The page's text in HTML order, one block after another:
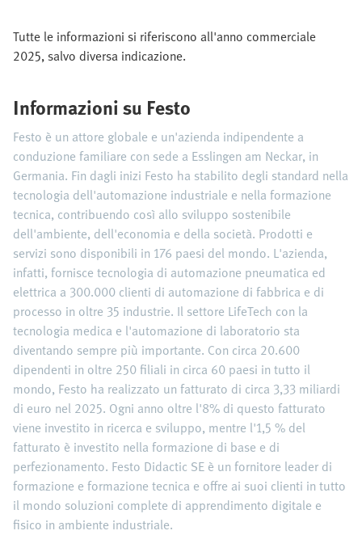
Tutte le informazioni si riferiscono all'anno commerciale
2025, salvo diversa indicazione.
Informazioni su Festo
Festo è un attore globale e un'azienda indipendente a
conduzione familiare con sede a Esslingen am Neckar, in
Germania. Fin dagli inizi Festo ha stabilito degli standard nella
tecnologia dell'automazione industriale e nella formazione
tecnica, contribuendo così allo sviluppo sostenibile
dell'ambiente, dell'economia e della società. Prodotti e
servizi sono disponibili in 176 paesi del mondo. L'azienda,
infatti, fornisce tecnologia di automazione pneumatica ed
elettrica a 300.000 clienti di automazione di fabbrica e di
processo in oltre 35 industrie. Il settore LifeTech con la
tecnologia medica e l'automazione di laboratorio sta
diventando sempre più importante. Con circa 20.600
dipendenti in oltre 250 filiali in circa 60 paesi in tutto il
mondo, Festo ha realizzato un fatturato di circa 3,33 miliardi
di euro nel 2025. Ogni anno oltre l'8% di questo fatturato
viene investito in ricerca e sviluppo, mentre l'1,5 % del
fatturato è investito nella formazione di base e di
perfezionamento. Festo Didactic SE è un fornitore leader di
formazione e formazione tecnica e offre ai suoi clienti in tutto
il mondo soluzioni complete di apprendimento digitale e
fisico in ambiente industriale.